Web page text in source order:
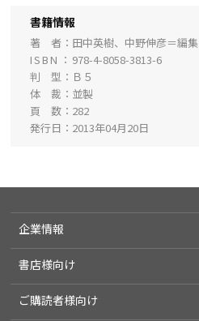
書籍情報
著 者
田中英樹、中野伸彦＝編集
ISBN
978-4-8058-3813-6
判 型
Ｂ５
体 裁
並製
頁 数
282
発行日
2013年04月20日
企業情報
書店様向け
ご購読者様向け